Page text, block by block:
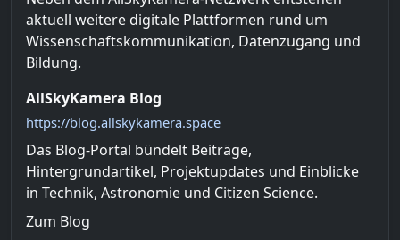
aktuell weitere digitale Plattformen rund um
Wissenschaftskommunikation, Datenzugang und
Bildung.
AllSkyKamera Blog
https://blog.allskykamera.space
Das Blog-Portal bündelt Beiträge,
Hintergrundartikel, Projektupdates und Einblicke
in Technik, Astronomie und Citizen Science.
Zum Blog